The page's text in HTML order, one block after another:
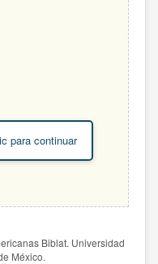
para continuar
Biblat. Universidad
México.